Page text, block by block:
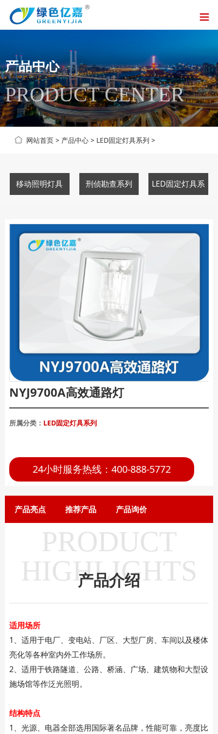
产品中心
PRODUCT CENTER
网站首页 > 产品中心 > LED固定灯具系列 >
移动照明灯具 刑侦勘查系列 LED固定灯具系
NYJ9700A高效通路灯
所属分类： LED固定灯具系列
24小时服务热线：400-888-5772
产品亮点 推荐产品 产品询价
PRODUCT
HIGHLIGHTS
产品介绍
适用场所
1、适用于电厂、变电站、厂区、大型厂房、车间以及楼体
亮化等各种室内外工作场所。
2、适用于铁路隧道、公路、桥涵、广场、建筑物和大型设
施场馆等作泛光照明。
结构特点
1、光源、电器全部选用国际著名品牌，性能可靠，亮度比